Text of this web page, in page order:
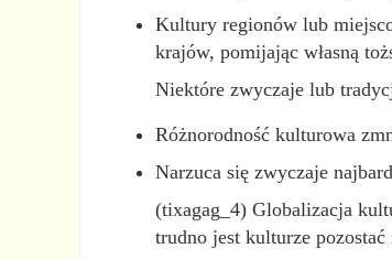
Kultury regionów lub
krajów, pomijając własną
Niektóre zwyczaje lub
Różnorodność kulturowa
Narzuca się zwyczaje
(tixagag_4) Globalizacja
trudno jest kulturze